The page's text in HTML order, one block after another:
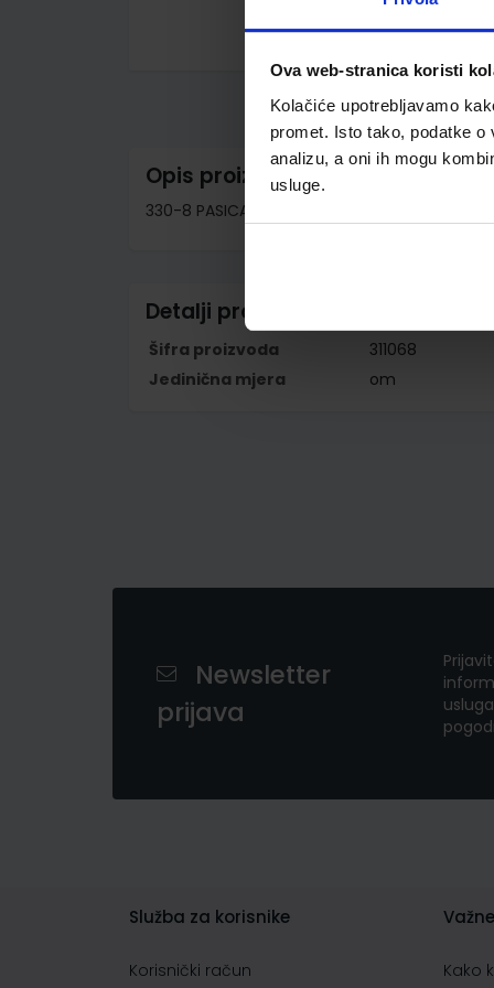
Ova web-stranica koristi
Kolačiće upotrebljavamo
promet. Isto tako, podatke
analizu, a oni ih mogu
usluge.
gallery
Opis proizvoda
330-8 PASICA ZA 1000 KUNA; Ovitak od 100
Detalji proizvoda
Šifra proizvoda
311068
Jedinična mjera
om
Newsletter
prijava
Služba za korisnike
Korisnički račun Kako